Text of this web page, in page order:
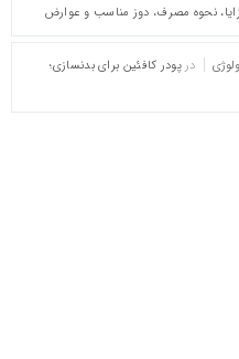
نحوه مصرف، دوز مناسب و عوارض
در پودر کافئین برای بدنسازی؛